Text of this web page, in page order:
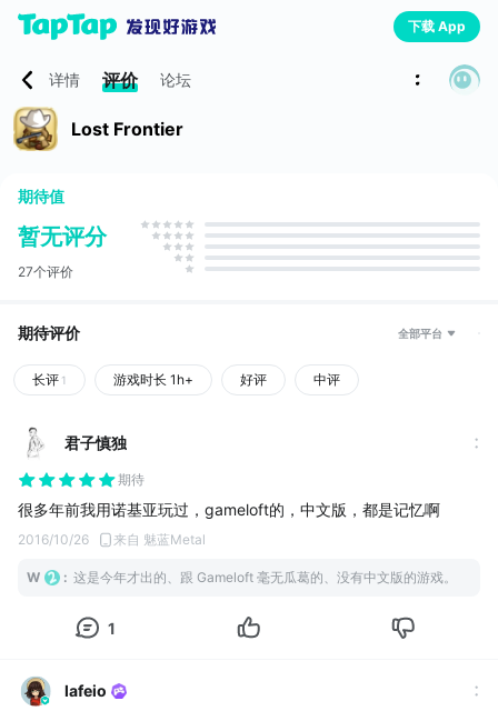
下载 App
详情 评价 论坛
Lost Frontier
期待值
暂无评分
27个评价
期待评价 全部平台
长评 1 游戏时长 1h+ 好评 中评
君子慎独
期待
很多年前我用诺基亚玩过，gameloft的，中文版，都是记忆啊
2016/10/26 来自 魅蓝Metal
W : 这是今年才出的、跟 Gameloft 毫无瓜葛的、没有中文版的游戏。
1
lafeio